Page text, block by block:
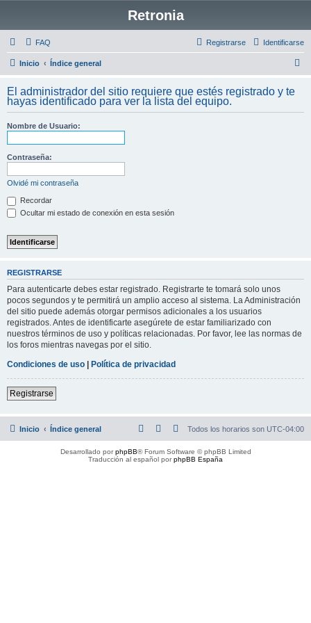
Retronia
FAQ Identificarse
Registrarse
Inicio Índice general
c
El administrador del sitio requiere que estés registrado y te
hayas identificado para ver la lista del equipo.
Nombre de Usuario:
Contraseña:
Olvidé mi contraseña
Recordar
Ocultar mi estado de conexión en esta sesión
REGISTRARSE
Para autenticarte debes estar registrado. Registrarte te tomará solo unos
pocos segundos y te permitirá un amplio acceso al sistema. La Administración
del sitio puede además otorgar permisos adicionales a los usuarios
registrados. Antes de identificarte asegúrete de estar familiarizado con
nuestros términos de uso y políticas relacionadas. Por favor, lee las normas de
los foros mientras navegas por el sitio.
Condiciones de uso | Política de privacidad
Registrarse
Inicio Índice general Todos los horarios son UTC-04:00
Desarrollado porphpBB® Forum Software © phpBB Limited
Traducción al español porphpBB España